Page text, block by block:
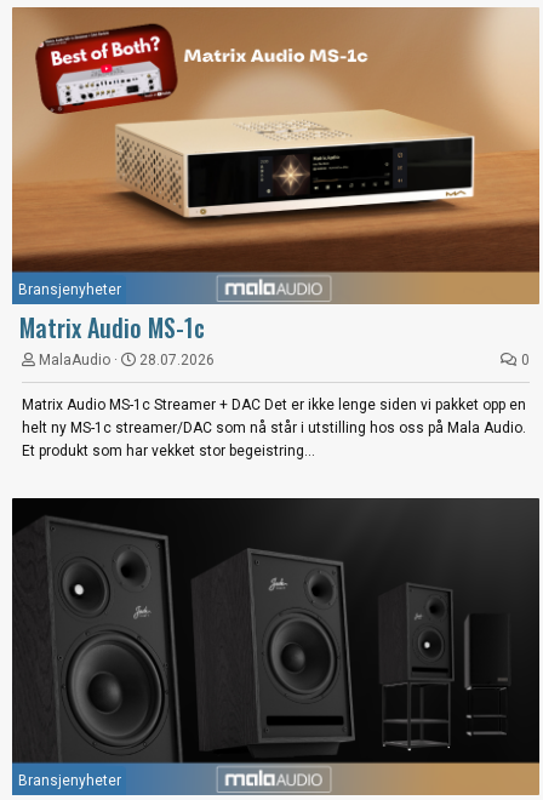
Bransjenyheter
Matrix Audio MS-1c
MalaAudio 28.07.2026 0
Matrix Audio MS-1c Streamer + DAC Det er ikke lenge siden vi pakket opp en
helt ny MS-1c streamer/DAC som nå står i utstilling hos oss på Mala Audio.
Et produkt som har vekket stor begeistring...
Bransjenyheter